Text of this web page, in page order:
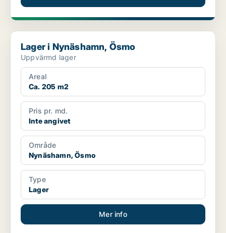
Lager i Nynäshamn, Ösmo
Lager i Nynäshamn, Ösmo
Uppvärmd lager
Areal
Ca. 205 m2
Pris pr. md.
Inte angivet
Område
Nynäshamn, Ösmo
Type
Lager
Mer info